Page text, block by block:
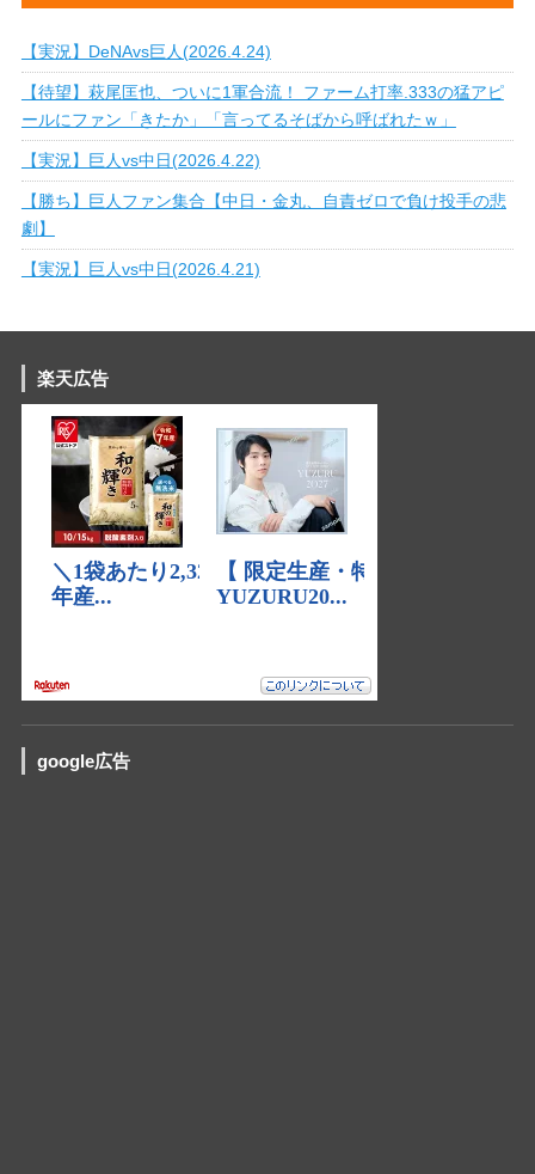
【実況】DeNAvs巨人(2026.4.24)
【待望】萩尾匡也、ついに1軍合流！ ファーム打率.333の猛アピ
ールにファン「きたか」「言ってるそばから呼ばれたｗ」
【実況】巨人vs中日(2026.4.22)
【勝ち】巨人ファン集合【中日・金丸、自責ゼロで負け投手の悲
劇】
【実況】巨人vs中日(2026.4.21)
楽天広告
google広告